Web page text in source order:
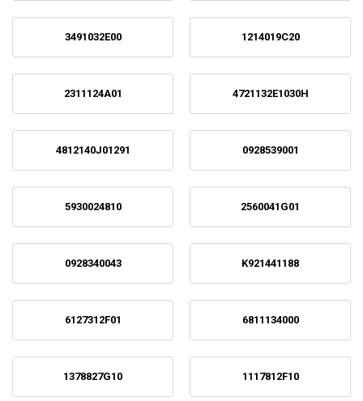
3491032E00 1214019C20
2311124A01 4721132E1030H
4812140J01291 0928539001
5930024810 2560041G01
0928340043 K921441188
6127312F01 6811134000
1378827G10 1117812F10